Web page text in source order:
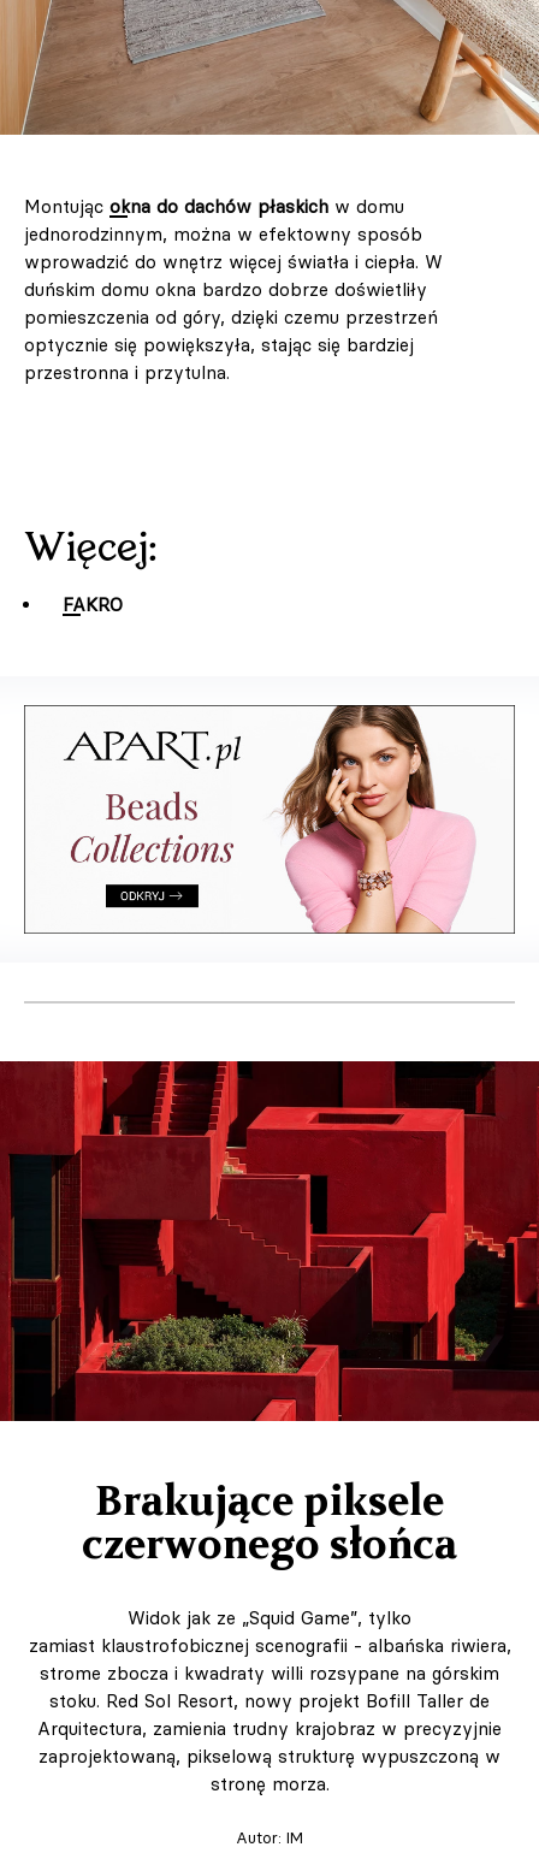
Montując okna do dachów płaskich w domu
jednorodzinnym, można w efektowny sposób
wprowadzić do wnętrz więcej światła i ciepła. W
duńskim domu okna bardzo dobrze doświetliły
pomieszczenia od góry, dzięki czemu przestrzeń
optycznie się powiększyła, stając się bardziej
przestronna i przytulna.
Więcej:
FAKRO
Brakujące piksele
czerwonego słońca
Widok jak ze „Squid Game”, tylko
zamiast klaustrofobicznej scenografii - albańska riwiera,
strome zbocza i kwadraty willi rozsypane na górskim
stoku. Red Sol Resort, nowy projekt Bofill Taller de
Arquitectura, zamienia trudny krajobraz w precyzyjnie
zaprojektowaną, pikselową strukturę wypuszczoną w
stronę morza.
Autor: IM